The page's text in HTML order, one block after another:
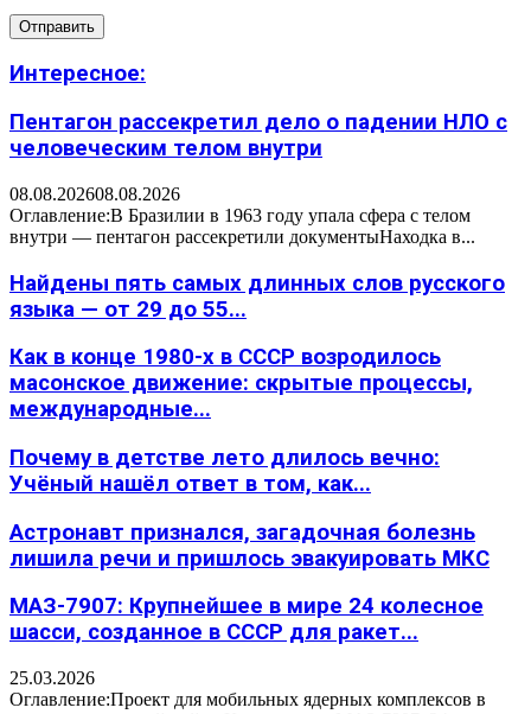
Интересное:
Пентагон рассекретил дело о падении НЛО с
человеческим телом внутри
08.08.202608.08.2026
Оглавление:В Бразилии в 1963 году упала сфера с телом
внутри — пентагон рассекретили документыНаходка в...
Найдены пять самых длинных слов русского
языка — от 29 до 55...
Как в конце 1980-х в СССР возродилось
масонское движение: скрытые процессы,
международные...
Почему в детстве лето длилось вечно:
Учёный нашёл ответ в том, как...
Астронавт признался, загадочная болезнь
лишила речи и пришлось эвакуировать МКС
МАЗ-7907: Крупнейшее в мире 24 колесное
шасси, созданное в СССР для ракет...
25.03.2026
Оглавление:Проект для мобильных ядерных комплексов в